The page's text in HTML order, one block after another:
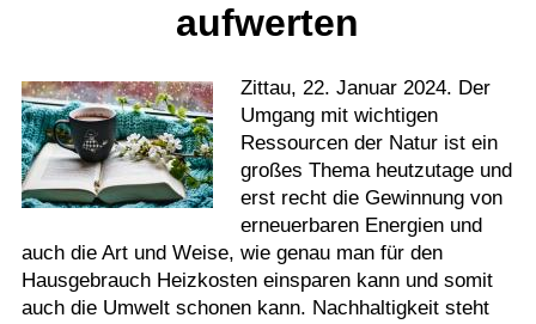
Gesundheit
Kultur
Sport
Kostenlos
aufwerten
Zittau, 22. Januar 2024. Der
Umgang mit wichtigen
Ressourcen der Natur ist ein
großes Thema heutzutage und
erst recht die Gewinnung von
erneuerbaren Energien und
auch die Art und Weise, wie genau man für den
Hausgebrauch Heizkosten einsparen kann und somit
auch die Umwelt schonen kann. Nachhaltigkeit steht